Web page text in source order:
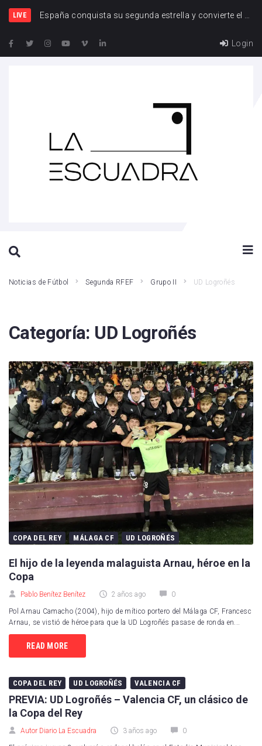
LIVE España
Login
Noticias de Fútbol Segunda RFEF Grupo II UD Logroñés
Categoría: UD Logroñés
COPA DEL REY MÁLAGA CF UD LOGROÑÉS
El hijo de la leyenda malaguista Arnau, héroe en la
Copa
Pablo Benítez Benítez 2 años ago 0
Pol Arnau Camacho (2004), hijo de mítico portero del Málaga CF, Francesc
Arnau, se vistió de héroe para que la UD Logroñés pasase de ronda en...
READ MORE
COPA DEL REY UD LOGROÑÉS VALENCIA CF
PREVIA: UD Logroñés – Valencia CF, un clásico de
la Copa del Rey
Autor Diario La Escuadra 3 años ago 0